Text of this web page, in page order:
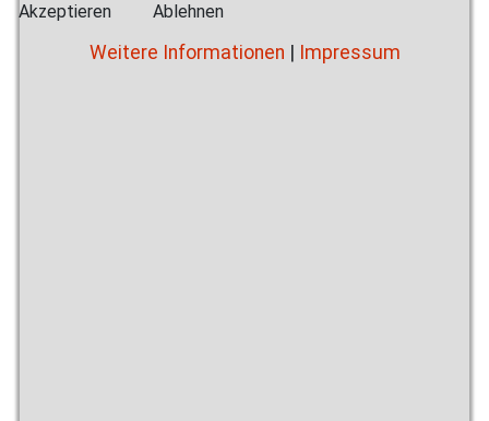
Akzeptieren Ablehnen
Weitere Informationen | Impressum